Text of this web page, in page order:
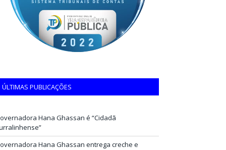
ÚLTIMAS PUBLICAÇÕES
Hana Ghassan é “Cidadã
Hana Ghassan entrega creche e